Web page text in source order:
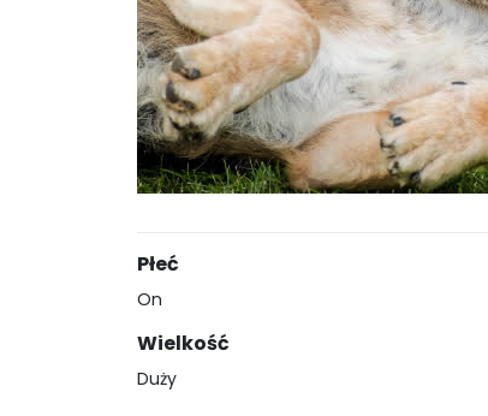
Płeć
On
Wielkość
Duży